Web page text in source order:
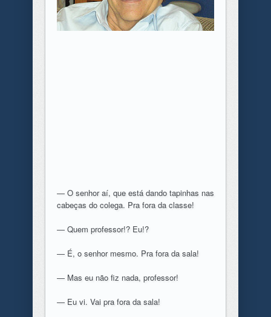
— O senhor aí, que está dando tapinhas nas
cabeças do colega. Pra fora da classe!
— Quem professor!? Eu!?
— É, o senhor mesmo. Pra fora da sala!
— Mas eu não fiz nada, professor!
— Eu vi. Vai pra fora da sala!